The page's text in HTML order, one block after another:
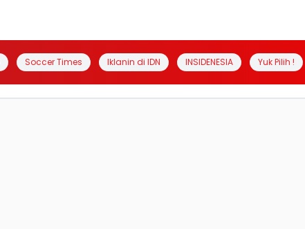
Soccer Times Iklanin di IDN INSIDENESIA Yuk Pilih !